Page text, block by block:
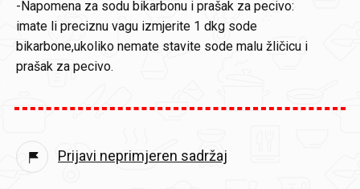
-Napomena za sodu bikarbonu i prašak za pecivo:
imate li preciznu vagu izmjerite 1 dkg sode
bikarbone,ukoliko nemate stavite sode malu žličicu i
prašak za pecivo.
Prijavi neprimjeren sadržaj